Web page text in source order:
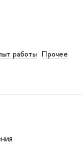
работы Прочее